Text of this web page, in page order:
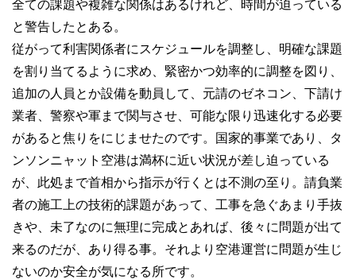
全ての課題や複雑な関係はあるけれど、時間が迫っている
と警告したとある。
従がって利害関係者にスケジュールを調整し、明確な課題
を割り当てるように求め、緊密かつ効率的に調整を図り、
追加の人員とか設備を動員して、元請のゼネコン、下請け
業者、警察や軍まで関与させ、可能な限り迅速化する必要
があると焦りをにじませたのです。国家的事業であり、タ
ンソンニャット空港は満杯に近い状況が差し迫っている
が、此処まで首相から指示が行くとは不測の至り。請負業
者の施工上の技術的課題があって、工事を急ぐあまり手抜
きや、未了なのに無理に完成とあれば、後々に問題が出て
来るのだが、あり得る事。それより空港運営に問題が生じ
ないのか安全が気になる所です。